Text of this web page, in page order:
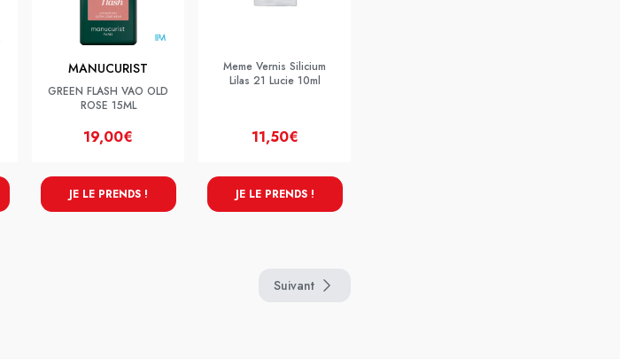
MANUCURIST
GREEN FLASH VAO OLD
ROSE 15ML
19,00€
JE LE PRENDS !
Meme Vernis Silicium
Lilas 21 Lucie 10ml
11,50€
JE LE PRENDS !
Suivant